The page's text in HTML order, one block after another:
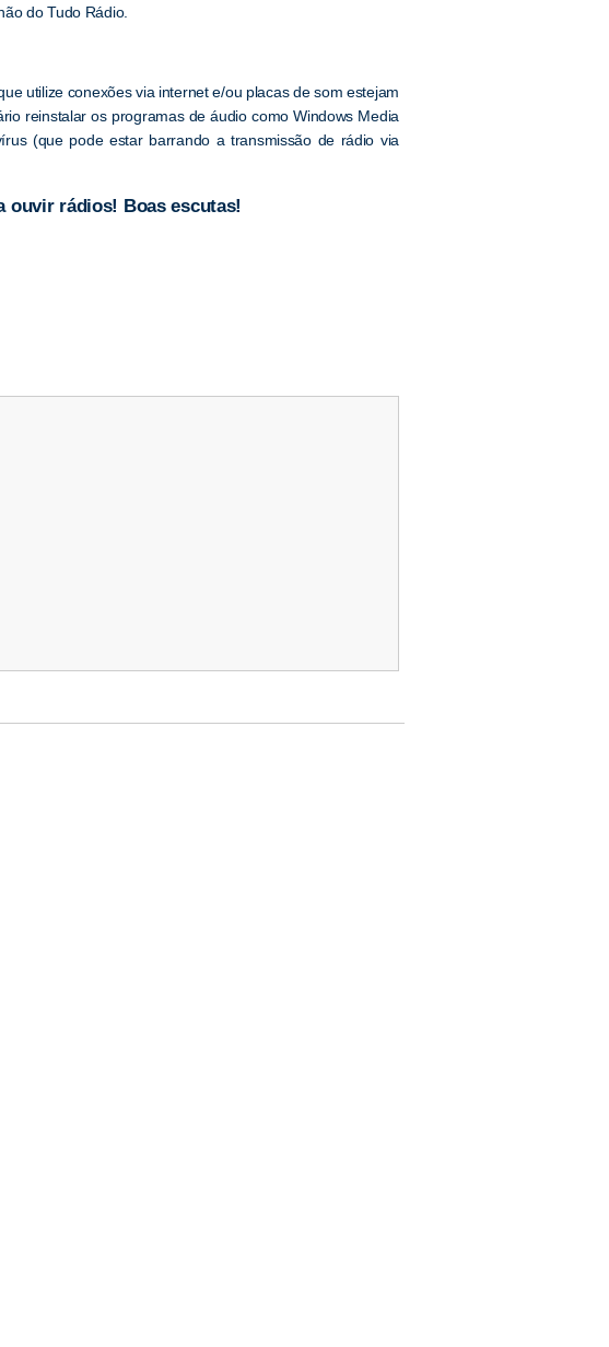
do Tudo Rádio.
utilize conexões via internet e/ou placas de som estejam
reinstalar os programas de áudio como Windows Media
(que pode estar barrando a transmissão de rádio via
ouvir rádios! Boas escutas!